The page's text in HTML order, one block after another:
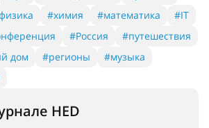
#химия #математика
#IT
#Россия
#путешествия
дом #регионы
#музыка
HED